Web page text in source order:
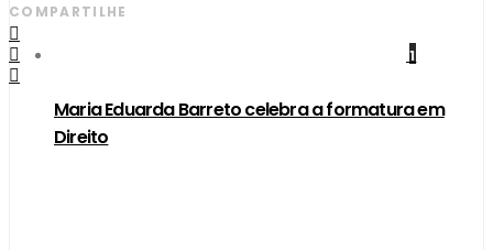
1
Maria Eduarda Barreto celebra a formatura em
Direito
COMPARTILHE